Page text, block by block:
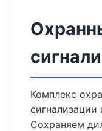
Комплекс
Сохраняем